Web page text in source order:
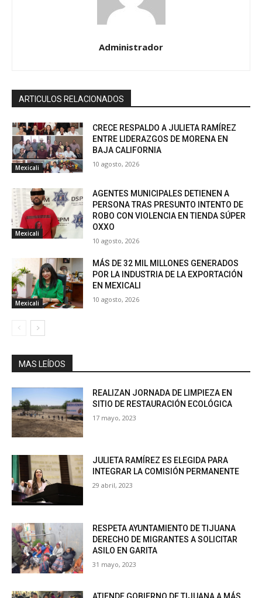
Administrador
ARTICULOS RELACIONADOS
Mexicali
CRECE RESPALDO A JULIETA RAMÍREZ
ENTRE LIDERAZGOS DE MORENA EN
BAJA CALIFORNIA
10 agosto, 2026
Mexicali
AGENTES MUNICIPALES DETIENEN A
PERSONA TRAS PRESUNTO INTENTO DE
ROBO CON VIOLENCIA EN TIENDA SÚPER
OXXO
10 agosto, 2026
Mexicali
MÁS DE 32 MIL MILLONES GENERADOS
POR LA INDUSTRIA DE LA EXPORTACIÓN
EN MEXICALI
10 agosto, 2026
MAS LEÍDOS
REALIZAN JORNADA DE LIMPIEZA EN
SITIO DE RESTAURACIÓN ECOLÓGICA
17 mayo, 2023
JULIETA RAMÍREZ ES ELEGIDA PARA
INTEGRAR LA COMISIÓN PERMANENTE
29 abril, 2023
RESPETA AYUNTAMIENTO DE TIJUANA
DERECHO DE MIGRANTES A SOLICITAR
ASILO EN GARITA
31 mayo, 2023